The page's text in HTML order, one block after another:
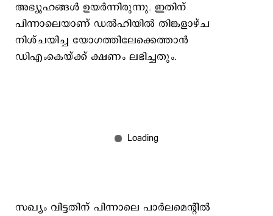
അഭ്യൂഹങ്ങള്‍ ഉയര്‍ന്നിരുന്നു. ഇതിന്
പിന്നാലെയാണ് ഡല്‍ഹിയില്‍ തിങ്കളാഴ്ച
നിശ്ചയിച്ച യോഗത്തിലേക്കെത്താന്‍
ഡിഎംകെയ്ക്ക് ക്ഷണം ലഭിച്ചതും.
സഖ്യം വിട്ടതിന് പിന്നാലെ പാര്‍ലമെന്റില്‍